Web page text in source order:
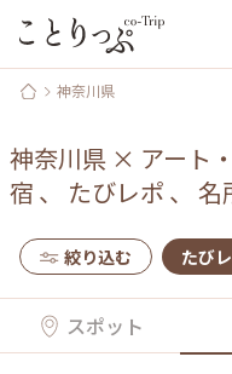
神奈川県
神奈川県 × アート
宿 、 たびレポ 、 名
絞り込む たび
スポット